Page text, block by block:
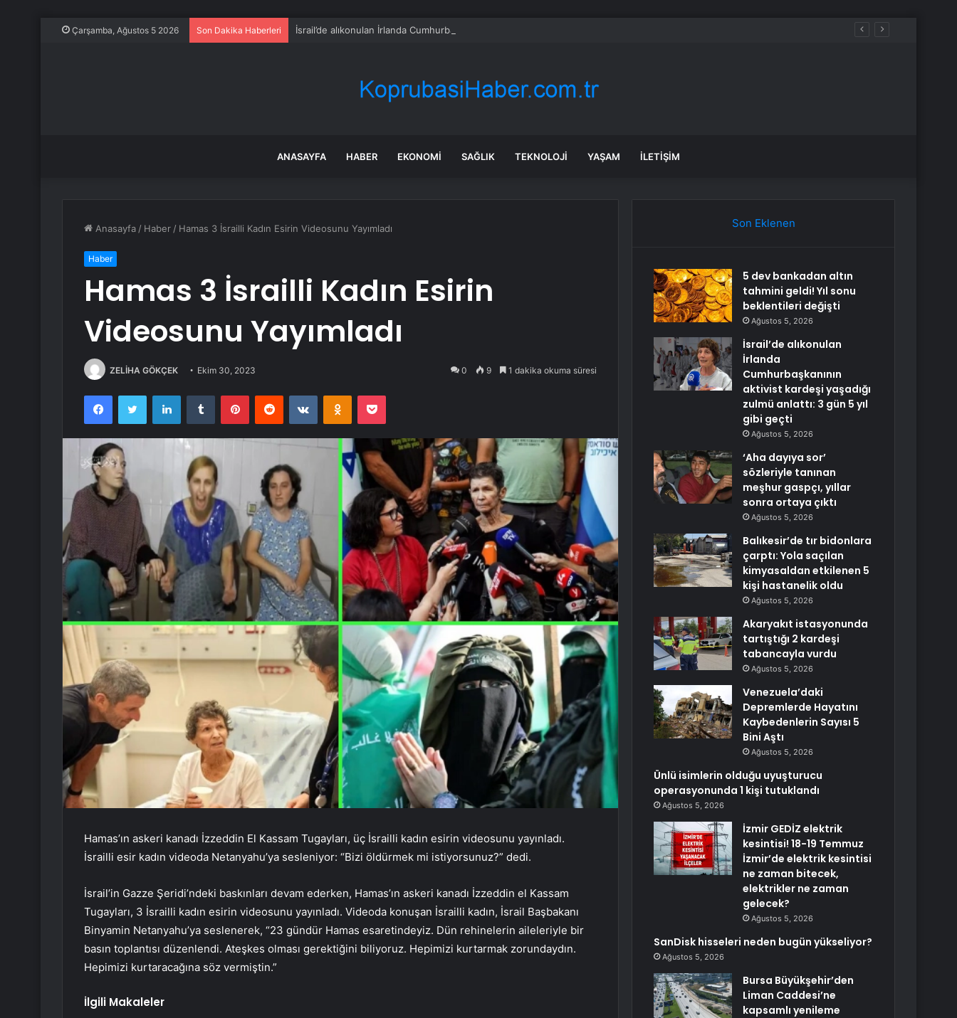
Çarşamba, Ağustos 5 2026 Son Dakika Haberleri İsrail’de alıkonulan İrlanda Cumhurbaşkanının aktivist kardeşi yaşadığı zulmü anlattı: 3 gün 5 yıl gibi geçti
ANASAYFA HABER EKONOMI SAĞLIK TEKNOLOJI YAŞAM İLETIŞIM
Anasayfa / Haber / Hamas 3 İsrailli Kadın Esirin Videosunu Yayımladı
Haber
Hamas 3 İsrailli Kadın Esirin
Videosunu Yayımladı
ZELİHA GÖKÇEK Ekim 30, 2023 0 9 1 dakika okuma süresi
FacebookTwitter LinkedInTumblr PinterestReddit VKontakteOdnoklassniki
Pocket
Hamas’ın askeri kanadı İzzeddin El Kassam Tugayları, üç İsrailli kadın esirin videosunu yayınladı.
İsrailli esir kadın videoda Netanyahu’ya sesleniyor: “Bizi öldürmek mi istiyorsunuz?” dedi.
İsrail’in Gazze Şeridi’ndeki baskınları devam ederken, Hamas’ın askeri kanadı İzzeddin el Kassam
Tugayları, 3 İsrailli kadın esirin videosunu yayınladı. Videoda konuşan İsrailli kadın, İsrail Başbakanı
Binyamin Netanyahu’ya seslenerek, “23 gündür Hamas esaretindeyiz. Dün rehinelerin aileleriyle bir
basın toplantısı düzenlendi. Ateşkes olması gerektiğini biliyoruz. Hepimizi kurtarmak zorundaydın.
Hepimizi kurtaracağına söz vermiştin.”
İlgili Makaleler
Son Eklenen
5 dev bankadan altın
tahmini geldi! Yıl sonu
beklentileri değişti
Ağustos 5, 2026
İsrail’de alıkonulan
İrlanda
Cumhurbaşkanının
aktivist kardeşi yaşadığı
zulmü anlattı: 3 gün 5 yıl
gibi geçti
Ağustos 5, 2026
‘Aha dayıya sor’
sözleriyle tanınan
meşhur gaspçı, yıllar
sonra ortaya çıktı
Ağustos 5, 2026
Balıkesir’de tır bidonlara
çarptı: Yola saçılan
kimyasaldan etkilenen 5
kişi hastanelik oldu
Ağustos 5, 2026
Akaryakıt istasyonunda
tartıştığı 2 kardeşi
tabancayla vurdu
Ağustos 5, 2026
Venezuela’daki
Depremlerde Hayatını
Kaybedenlerin Sayısı 5
Bini Aştı
Ağustos 5, 2026
Ünlü isimlerin olduğu uyuşturucu
operasyonunda 1 kişi tutuklandı
Ağustos 5, 2026
İzmir GEDİZ elektrik
kesintisi! 18-19 Temmuz
İzmir’de elektrik kesintisi
ne zaman bitecek,
elektrikler ne zaman
gelecek?
Ağustos 5, 2026
SanDisk hisseleri neden bugün yükseliyor?
Ağustos 5, 2026
Bursa Büyükşehir’den
Liman Caddesi’ne
kapsamlı yenileme